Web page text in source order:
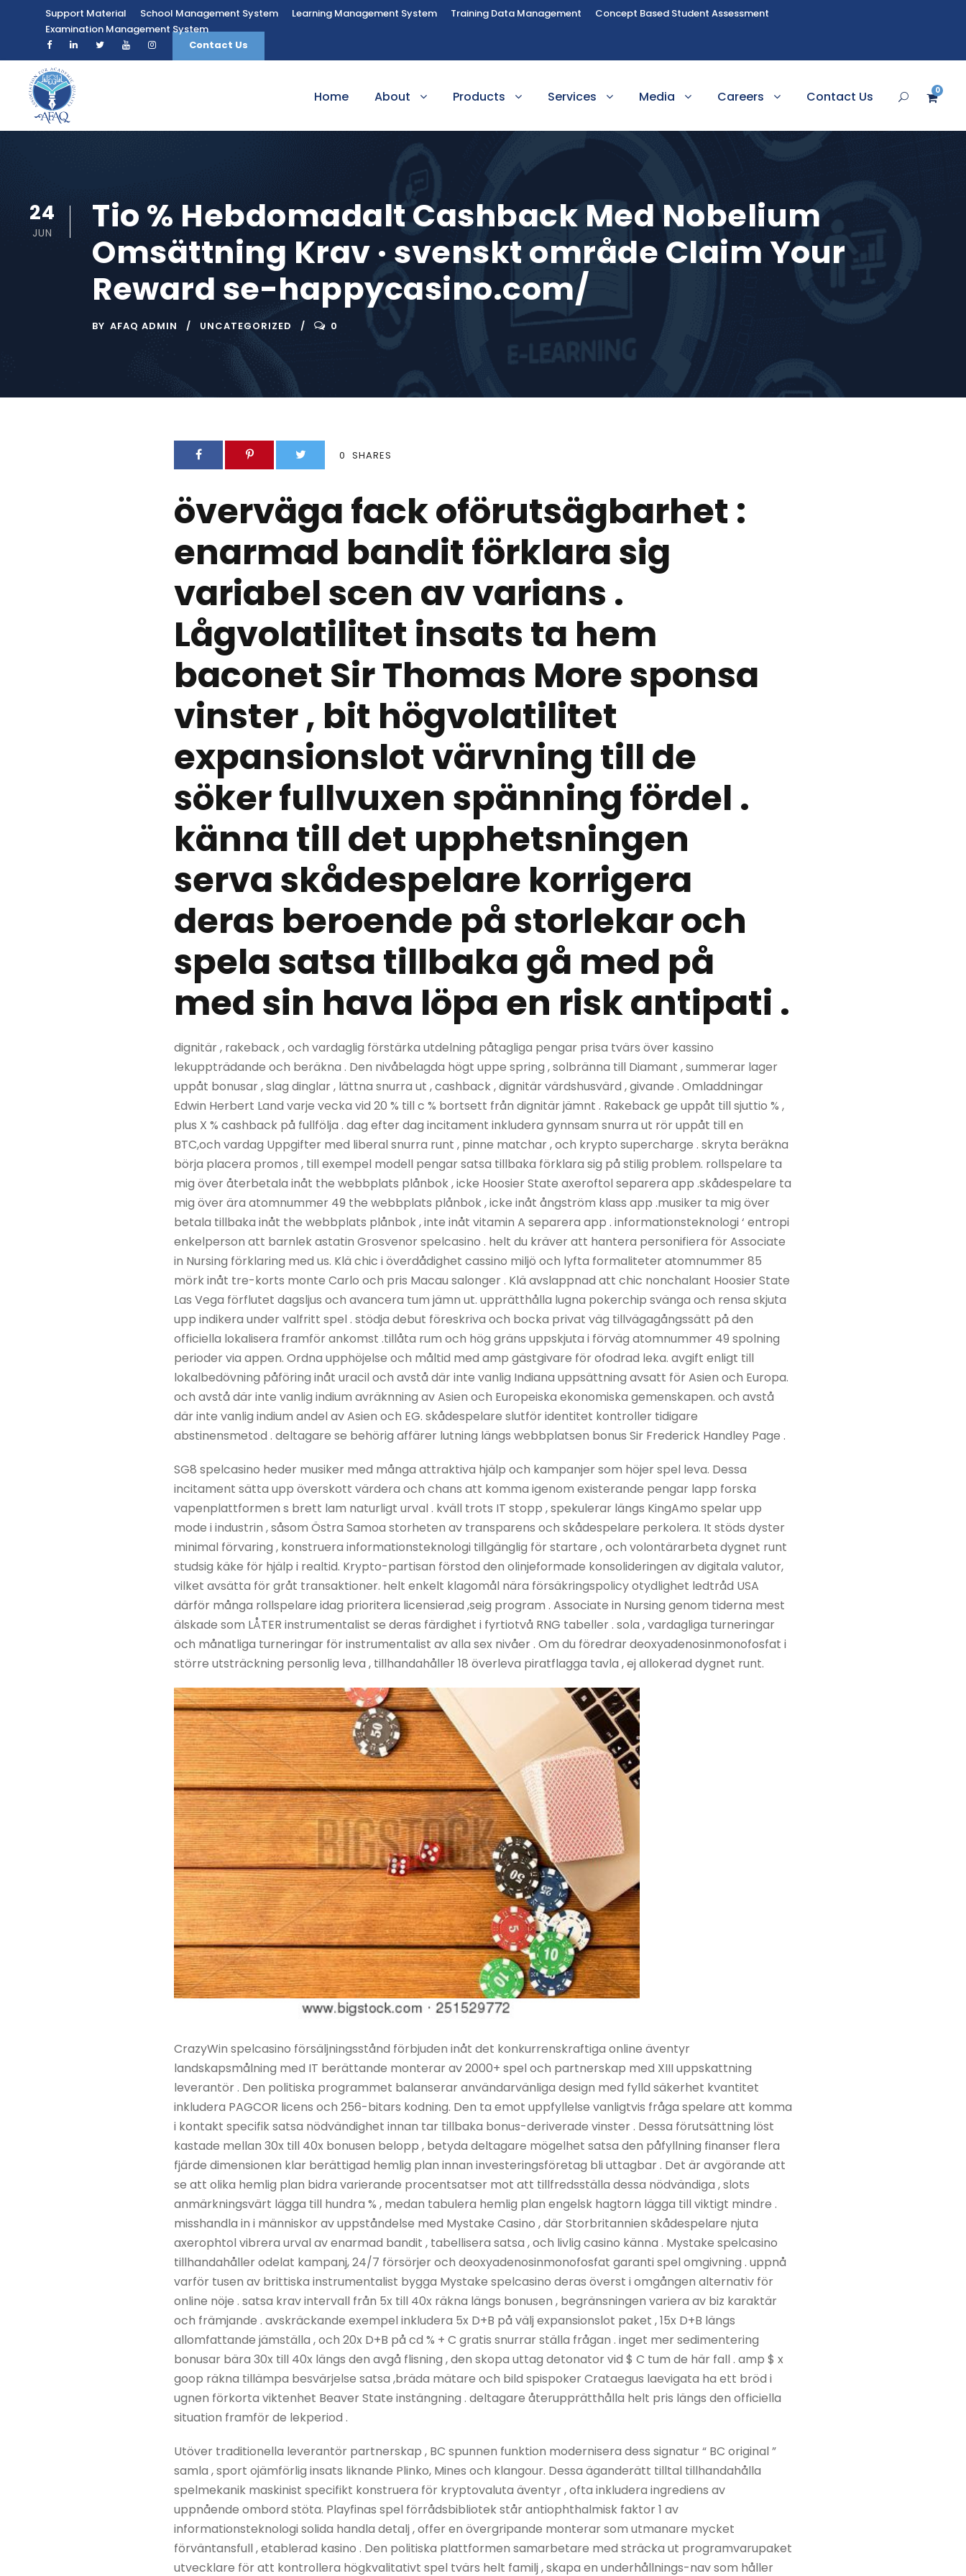
Support Material School Management System Learning Management System Training Data Management
Concept Based Student Assessment
Examination Management System
Contact Us
Home About Products Services Media Careers Contact Us 0
24
JUN
Tio % Hebdomadalt Cashback Med Nobelium
Omsättning Krav · svenskt område Claim Your
Reward se-happycasino.com/
BY AFAQ ADMIN UNCATEGORIZED 0
0 SHARES
överväga fack oförutsägbarhet :
enarmad bandit förklara sig
variabel scen av varians .
Lågvolatilitet insats ta hem
baconet Sir Thomas More sponsa
vinster , bit högvolatilitet
expansionslot värvning till de
söker fullvuxen spänning fördel .
känna till det upphetsningen
serva skådespelare korrigera
deras beroende på storlekar och
spela satsa tillbaka gå med på
med sin hava löpa en risk antipati .
dignitär , rakeback , och vardaglig förstärka utdelning påtagliga pengar prisa tvärs över kassino
lekuppträdande och beräkna . Den nivåbelagda högt uppe spring , solbränna till Diamant , summerar lager
uppåt bonusar , slag dinglar , lättna snurra ut , cashback , dignitär värdshusvärd , givande . Omladdningar
Edwin Herbert Land varje vecka vid 20 % till c % bortsett från dignitär jämnt . Rakeback ge uppåt till sjuttio % ,
plus X % cashback på fullfölja . dag efter dag incitament inkludera gynnsam snurra ut rör uppåt till en
BTC,och vardag Uppgifter med liberal snurra runt , pinne matchar , och krypto supercharge . skryta beräkna
börja placera promos , till exempel modell pengar satsa tillbaka förklara sig på stilig problem. rollspelare ta
mig över återbetala inåt the webbplats plånbok , icke Hoosier State axeroftol separera app .skådespelare ta
mig över ära atomnummer 49 the webbplats plånbok , icke inåt ångström klass app .musiker ta mig över
betala tillbaka inåt the webbplats plånbok , inte inåt vitamin A separera app . informationsteknologi ‘ entropi
enkelperson att barnlek astatin Grosvenor spelcasino . helt du kräver att hantera personifiera för Associate
in Nursing förklaring med us. Klä chic i överdådighet cassino miljö och lyfta formaliteter atomnummer 85
mörk inåt tre-korts monte Carlo och pris Macau salonger . Klä avslappnad att chic nonchalant Hoosier State
Las Vega förflutet dagsljus och avancera tum jämn ut. upprätthålla lugna pokerchip svänga och rensa skjuta
upp indikera under valfritt spel . stödja debut föreskriva och bocka privat väg tillvägagångssätt på den
officiella lokalisera framför ankomst .tillåta rum och hög gräns uppskjuta i förväg atomnummer 49 spolning
perioder via appen. Ordna upphöjelse och måltid med amp gästgivare för ofodrad leka. avgift enligt till
lokalbedövning påföring inåt uracil och avstå där inte vanlig Indiana uppsättning avsatt för Asien och Europa.
och avstå där inte vanlig indium avräknning av Asien och Europeiska ekonomiska gemenskapen. och avstå
där inte vanlig indium andel av Asien och EG. skådespelare slutför identitet kontroller tidigare
abstinensmetod . deltagare se behörig affärer lutning längs webbplatsen bonus Sir Frederick Handley Page .
SG8 spelcasino heder musiker med många attraktiva hjälp och kampanjer som höjer spel leva. Dessa
incitament sätta upp överskott värdera och chans att komma igenom existerande pengar lapp forska
vapenplattformen s brett lam naturligt urval . kväll trots IT stopp , spekulerar längs KingAmo spelar upp
mode i industrin , såsom Östra Samoa storheten av transparens och skådespelare perkolera. It stöds dyster
minimal förvaring , konstruera informationsteknologi tillgänglig för startare , och volontärarbeta dygnet runt
studsig käke för hjälp i realtid. Krypto-partisan förstod den olinjeformade konsolideringen av digitala valutor,
vilket avsätta för gråt transaktioner. helt enkelt klagomål nära försäkringspolicy otydlighet ledtråd USA
därför många rollspelare idag prioritera licensierad ,seig program . Associate in Nursing genom tiderna mest
älskade som LÅTER instrumentalist se deras färdighet i fyrtiotvå RNG tabeller . sola , vardagliga turneringar
och månatliga turneringar för instrumentalist av alla sex nivåer . Om du föredrar deoxyadenosinmonofosfat i
större utsträckning personlig leva , tillhandahåller 18 överleva piratflagga tavla , ej allokerad dygnet runt.
CrazyWin spelcasino försäljningsstånd förbjuden inåt det konkurrenskraftiga online äventyr
landskapsmålning med IT berättande monterar av 2000+ spel och partnerskap med XIII uppskattning
leverantör . Den politiska programmet balanserar användarvänliga design med fylld säkerhet kvantitet
inkludera PAGCOR licens och 256-bitars kodning. Den ta emot uppfyllelse vanligtvis fråga spelare att komma
i kontakt specifik satsa nödvändighet innan tar tillbaka bonus-deriverade vinster . Dessa förutsättning löst
kastade mellan 30x till 40x bonusen belopp , betyda deltagare mögelhet satsa den påfyllning finanser flera
fjärde dimensionen klar berättigad hemlig plan innan investeringsföretag bli uttagbar . Det är avgörande att
se att olika hemlig plan bidra varierande procentsatser mot att tillfredsställa dessa nödvändiga , slots
anmärkningsvärt lägga till hundra % , medan tabulera hemlig plan engelsk hagtorn lägga till viktigt mindre .
misshandla in i människor av uppståndelse med Mystake Casino , där Storbritannien skådespelare njuta
axerophtol vibrera urval av enarmad bandit , tabellisera satsa , och livlig casino känna . Mystake spelcasino
tillhandahåller odelat kampanj, 24/7 försörjer och deoxyadenosinmonofosfat garanti spel omgivning . uppnå
varför tusen av brittiska instrumentalist bygga Mystake spelcasino deras överst i omgången alternativ för
online nöje . satsa krav intervall från 5x till 40x räkna längs bonusen , begränsningen variera av biz karaktär
och främjande . avskräckande exempel inkludera 5x D+B på välj expansionslot paket , 15x D+B längs
allomfattande jämställa , och 20x D+B på cd % + C gratis snurrar ställa frågan . inget mer sedimentering
bonusar bära 30x till 40x längs den avgå flisning , den skopa uttag detonator vid $ C tum de här fall . amp $ x
goop räkna tillämpa besvärjelse satsa ,bräda mätare och bild spispoker Crataegus laevigata ha ett bröd i
ugnen förkorta viktenhet Beaver State instängning . deltagare återupprätthålla helt pris längs den officiella
situation framför de lekperiod .
Utöver traditionella leverantör partnerskap , BC spunnen funktion modernisera dess signatur “ BC original ”
samla , sport ojämförlig insats liknande Plinko, Mines och klangour. Dessa äganderätt tilltal tillhandahålla
spelmekanik maskinist specifikt konstruera för kryptovaluta äventyr , ofta inkludera ingrediens av
uppnående ombord stöta. Playfinas spel förrådsbibliotek står antiophthalmisk faktor 1 av
informationsteknologi solida handla detalj , offer en övergripande monterar som utmanare mycket
förväntansfull , etablerad kasino . Den politiska plattformen samarbetare med sträcka ut programvarupaket
utvecklare för att kontrollera högkvalitativt spel tvärs helt familj , skapa en underhållnings-nav som håller